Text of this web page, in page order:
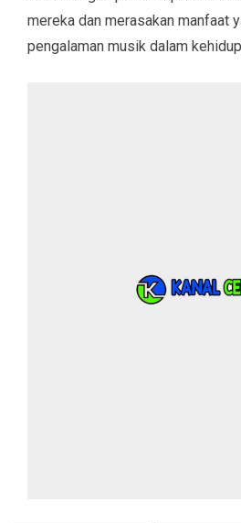
mereka dan merasakan manfaat
pengalaman musik dalam